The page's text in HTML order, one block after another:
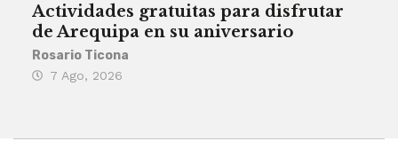
Actividades gratuitas para disfrutar
de Arequipa en su aniversario
Rosario Ticona
7 Ago, 2026